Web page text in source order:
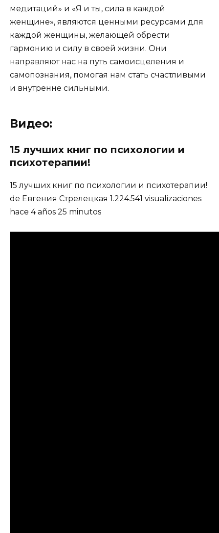
медитаций» и «Я и ты, сила в каждой
женщине», являются ценными ресурсами для
каждой женщины, желающей обрести
гармонию и силу в своей жизни. Они
направляют нас на путь самоисцеления и
самопознания, помогая нам стать счастливыми
и внутренне сильными.
Видео:
15 лучших книг по психологии и
психотерапии!
15 лучших книг по психологии и психотерапии!
de Евгения Стрелецкая 1.224.541 visualizaciones
hace 4 años 25 minutos